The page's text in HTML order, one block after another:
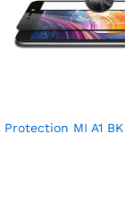
Protection MI A1 BK